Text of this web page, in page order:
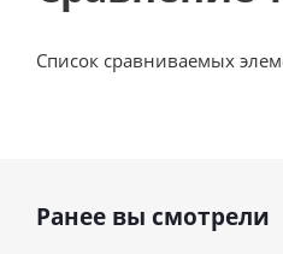
Список сравниваемых
Ранее вы смотрели